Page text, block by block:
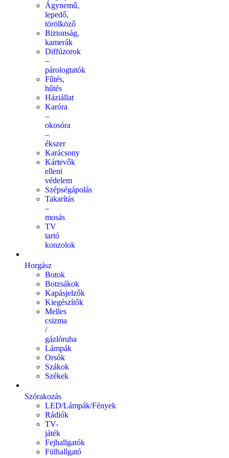
Ágynemű,
lepedő,
törölköző
Biztonság,
kamerák
Diffúzorok
–
párologtatók
Fűtés,
hűtés
Háziállat
Karóra
–
okosóra
–
ékszer
Karácsony
Kártevők
elleni
védelem
Szépségápolás
Takarítás
–
mosás
TV
tartó
konzolok
Horgász
Botok
Botzsákok
Kapásjelzők
Kiegészítők
Melles
csizma
/
gázlóruha
Lámpák
Orsók
Szákok
Székek
Szórakozás
LED/Lámpák/Fények
Rádiók
TV-
játék
Fejhallgatók
Fülhallgató